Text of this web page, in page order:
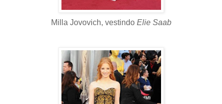
Milla Jovovich, vestindo Elie Saab